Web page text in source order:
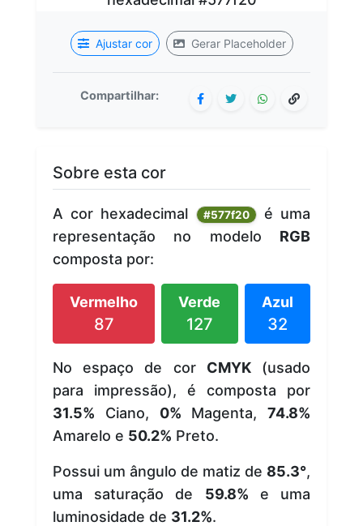
Ajustar cor Gerar Placeholder
Compartilhar:
Sobre esta cor
A cor hexadecimal #577f20 é uma
representação no modelo RGB
composta por:
Vermelho
87
Verde
127
Azul
32
No espaço de cor CMYK(usado
para impressão), é composta por
31.5% Ciano, 0% Magenta, 74.8%
Amarelo e 50.2% Preto.
Possui um ângulo de matiz de 85.3°,
uma saturação de 59.8% e uma
luminosidade de 31.2%.